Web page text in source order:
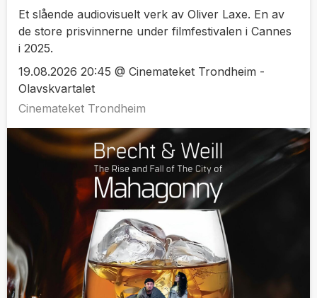
Et slående audiovisuelt verk av Oliver Laxe. En av
de store prisvinnerne under filmfestivalen i Cannes
i 2025.
19.08.2026 20:45 @ Cinemateket Trondheim -
Olavskvartalet
Cinemateket Trondheim